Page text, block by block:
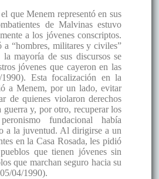
que Menem representó en sus
de Malvinas estuvo
a los jóvenes conscriptos.
a “hombres, militares y civiles”
mayoría de sus discursos se
jóvenes que cayeron en las
Esta focalización en la
a Menem, por un lado, evitar
de quienes violaron derechos
guerra y, por otro, recuperar los
fundacional había
a la juventud. Al dirigirse a un
en la Casa Rosada, les pidió
que tienen jóvenes sin
que marchan seguro hacia su
04/1990).